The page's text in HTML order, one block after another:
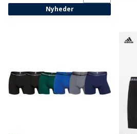
Nyheder